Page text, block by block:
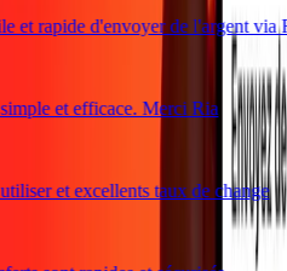
et rapide d'envoyer de l'argent via
et efficace. Merci Ria
et excellents taux de change